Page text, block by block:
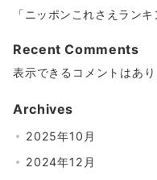
「ニッポンこれさえラン
Recent Comments
表示できるコメントはあり
Archives
2025年10月
2024年12月